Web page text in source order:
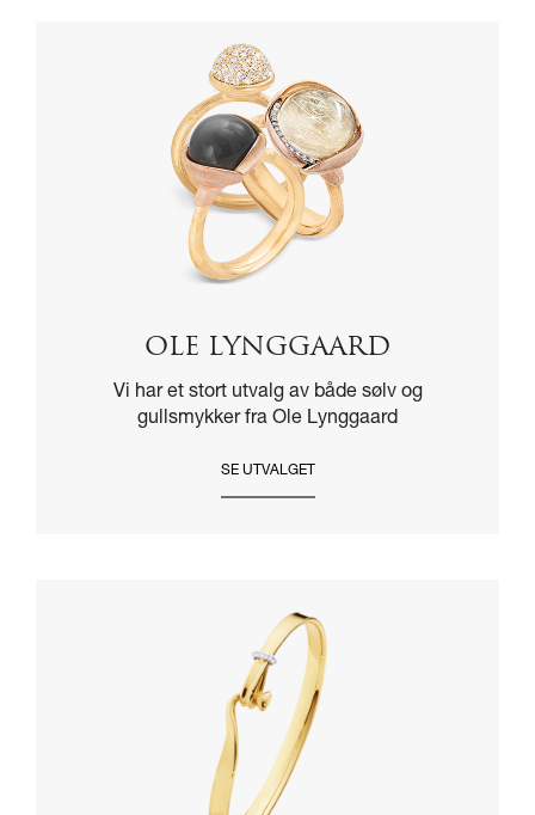
OLE LYNGGAARD
Vi har et stort utvalg av både sølv og
gullsmykker fra Ole Lynggaard
SE UTVALGET